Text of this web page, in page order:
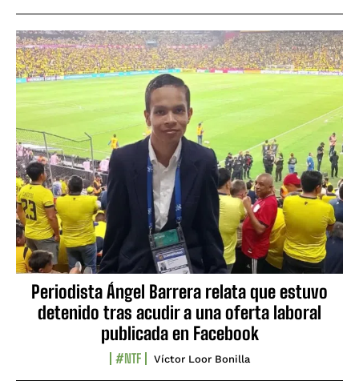
Periodista Ángel Barrera relata que estuvo
detenido tras acudir a una oferta laboral
publicada en Facebook
#NTF Víctor Loor Bonilla